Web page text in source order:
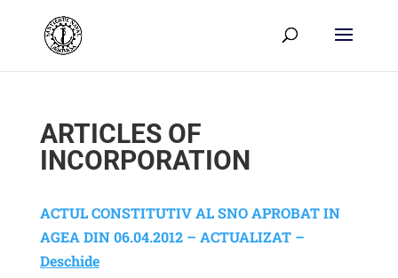
ARTICLES OF
INCORPORATION
ACTUL CONSTITUTIV AL SNO APROBAT IN
AGEA DIN 06.04.2012 – ACTUALIZAT –
Deschide